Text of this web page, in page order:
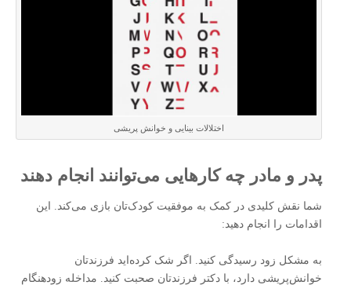
اختلالات بینایی و خوانش پریشی
پدر و مادر چه کارهایی می‌توانند انجام دهند
شما نقش کلیدی در کمک به موفقیت کودک‌تان بازی می‌کند. این
اقدامات را انجام دهید:
به مشکل زود رسیدگی کنید. اگر شک کرده‌اید فرزندتان
خوانش‌پریشی دارد، با دکتر فرزندتان صحبت کنید. مداخله زودهنگام